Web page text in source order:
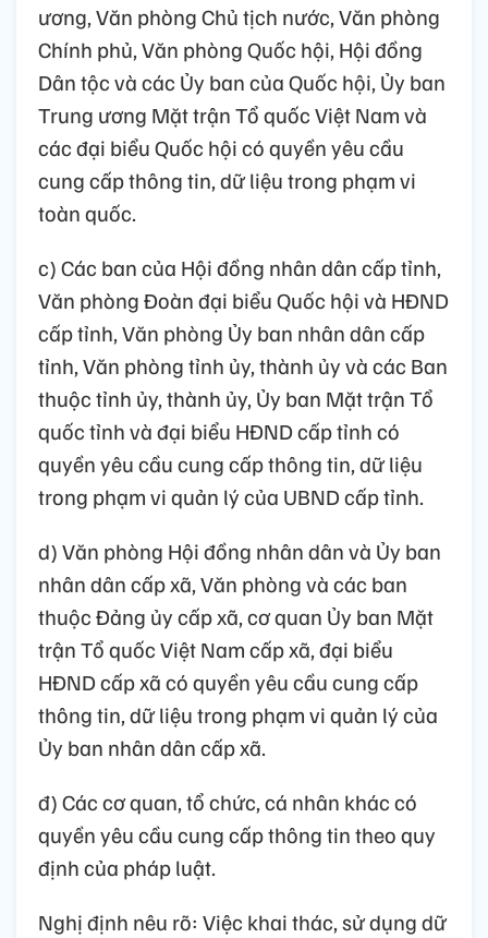
ương, Văn phòng Chủ tịch nước, Văn phòng
Chính phủ, Văn phòng Quốc hội, Hội đồng
Dân tộc và các Ủy ban của Quốc hội, Ủy ban
Trung ương Mặt trận Tổ quốc Việt Nam và
các đại biểu Quốc hội có quyền yêu cầu
cung cấp thông tin, dữ liệu trong phạm vi
toàn quốc.
c) Các ban của Hội đồng nhân dân cấp tỉnh,
Văn phòng Đoàn đại biểu Quốc hội và HĐND
cấp tỉnh, Văn phòng Ủy ban nhân dân cấp
tỉnh, Văn phòng tỉnh ủy, thành ủy và các Ban
thuộc tỉnh ủy, thành ủy, Ủy ban Mặt trận Tổ
quốc tỉnh và đại biểu HĐND cấp tỉnh có
quyền yêu cầu cung cấp thông tin, dữ liệu
trong phạm vi quản lý của UBND cấp tỉnh.
d) Văn phòng Hội đồng nhân dân và Ủy ban
nhân dân cấp xã, Văn phòng và các ban
thuộc Đảng ủy cấp xã, cơ quan Ủy ban Mặt
trận Tổ quốc Việt Nam cấp xã, đại biểu
HĐND cấp xã có quyền yêu cầu cung cấp
thông tin, dữ liệu trong phạm vi quản lý của
Ủy ban nhân dân cấp xã.
đ) Các cơ quan, tổ chức, cá nhân khác có
quyền yêu cầu cung cấp thông tin theo quy
định của pháp luật.
Nghị định nêu rõ: Việc khai thác, sử dụng dữ